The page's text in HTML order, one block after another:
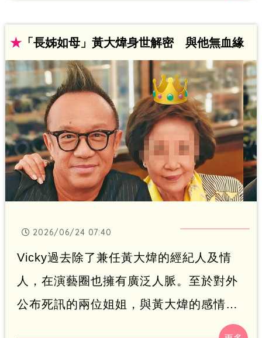
★ 「長姊如母」黃大煒身世解密 與他無血緣
2026/06/24 07:40
Vicky過去除了兼任黃大煒的經紀人及情
人，在演藝圈也擁有廣泛人脈。至於對外
公布死訊的兩位姐姐，與黃大煒的感情向